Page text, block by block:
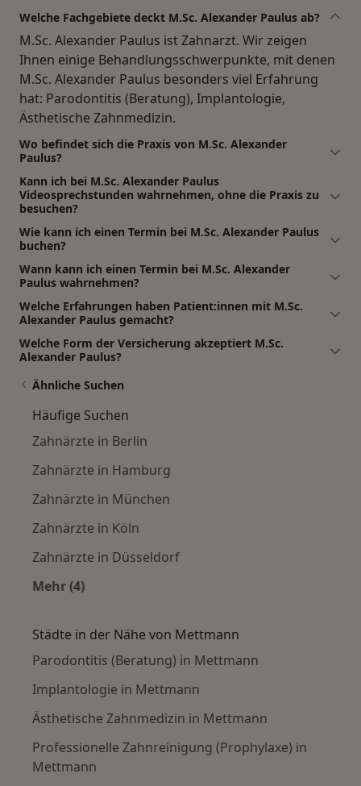
Welche Fachgebiete deckt M.Sc. Alexander Paulus ab?
M.Sc. Alexander Paulus ist Zahnarzt. Wir zeigen
Ihnen einige Behandlungsschwerpunkte, mit denen
M.Sc. Alexander Paulus besonders viel Erfahrung
hat: Parodontitis (Beratung), Implantologie,
Ästhetische Zahnmedizin.
Wo befindet sich die Praxis von M.Sc. Alexander
Paulus?
Kann ich bei M.Sc. Alexander Paulus
Videosprechstunden wahrnehmen, ohne die Praxis zu
besuchen?
Wie kann ich einen Termin bei M.Sc. Alexander Paulus
buchen?
Wann kann ich einen Termin bei M.Sc. Alexander
Paulus wahrnehmen?
Welche Erfahrungen haben Patient:innen mit M.Sc.
Alexander Paulus gemacht?
Welche Form der Versicherung akzeptiert M.Sc.
Alexander Paulus?
Ähnliche Suchen
Häufige Suchen
Zahnärzte in Berlin
Zahnärzte in Hamburg
Zahnärzte in München
Zahnärzte in Köln
Zahnärzte in Düsseldorf
Mehr (4)
Städte in der Nähe von Mettmann
Parodontitis (Beratung) in Mettmann
Implantologie in Mettmann
Ästhetische Zahnmedizin in Mettmann
Professionelle Zahnreinigung (Prophylaxe) in
Mettmann